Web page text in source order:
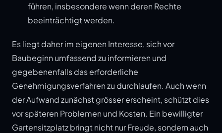
führen, insbesondere wenn deren Rechte
beeinträchtigt werden.
Es liegt daher im eigenen Interesse, sich vor
Baubeginn umfassend zu informieren und
gegebenenfalls das erforderliche
Genehmigungsverfahren zu durchlaufen. Auch wenn
der Aufwand zunächst grösser erscheint, schützt dies
vor späteren Problemen und Kosten. Ein bewilligter
Gartensitzplatz bringt nicht nur Freude, sondern auch